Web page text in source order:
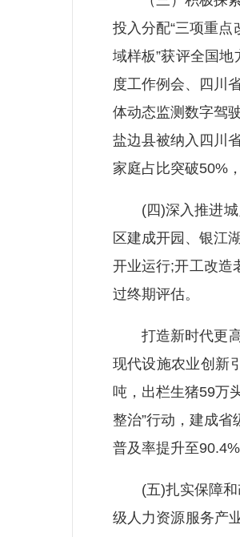
投入分配“三项重点
域样板”获评全国
度工作例会、四川
体动态监测数字驾
盐边县被纳入四川
家庭占比突破50%
(四)深入推进城乡
区建成开园、银江
开业运行;开工改造
过终期评估。
打造新时代更高
现代设施农业创新
吨，出栏生猪59万
整治”行动，建成
普及率提升至
(五)扎实保障和改
级人力资源服务产